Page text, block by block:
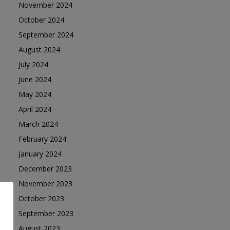
November 2024
October 2024
September 2024
August 2024
July 2024
June 2024
May 2024
April 2024
March 2024
February 2024
January 2024
December 2023
November 2023
October 2023
September 2023